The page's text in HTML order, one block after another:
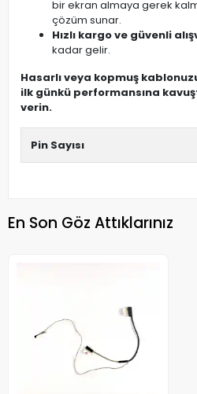
bir ekran almaya gerek
çözüm sunar.
Hızlı kargo ve güvenli
kadar gelir.
Hasarlı veya kopmuş
ilk günkü performansına
verin.
Pin Sayısı
En Son Göz Attıklarınız